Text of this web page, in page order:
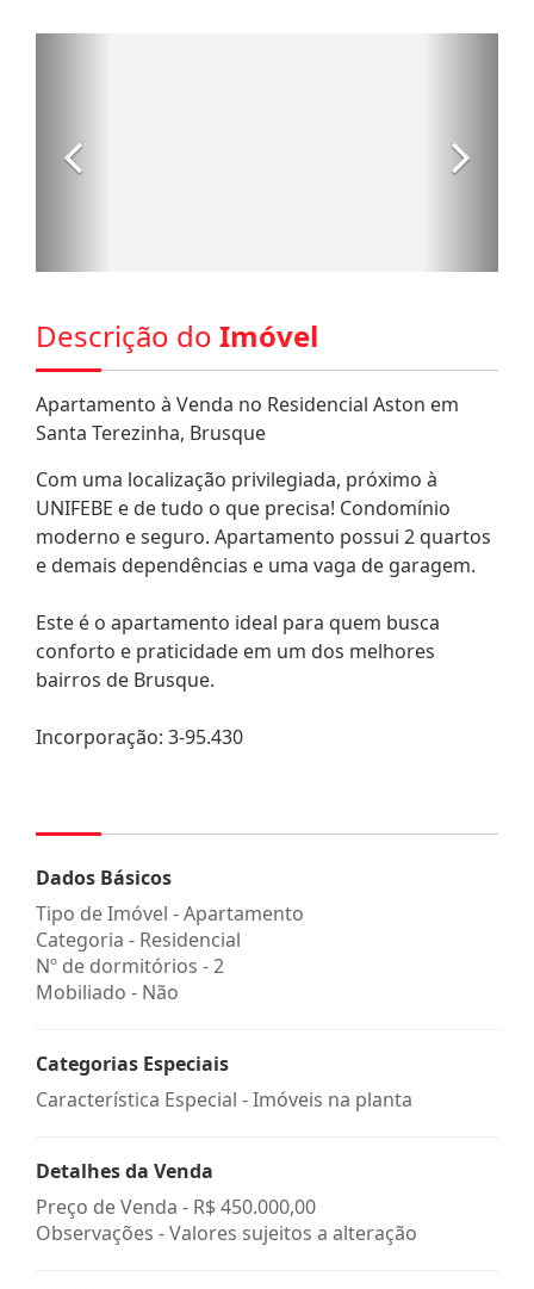
Descrição do Imóvel
Apartamento à Venda no Residencial Aston em
Santa Terezinha, Brusque
Com uma localização privilegiada, próximo à
UNIFEBE e de tudo o que precisa! Condomínio
moderno e seguro. Apartamento possui 2 quartos
e demais dependências e uma vaga de garagem.
Este é o apartamento ideal para quem busca
conforto e praticidade em um dos melhores
bairros de Brusque.
Incorporação: 3-95.430
Dados Básicos
Tipo de Imóvel - Apartamento
Categoria - Residencial
Nº de dormitórios - 2
Mobiliado - Não
Categorias Especiais
Característica Especial - Imóveis na planta
Detalhes da Venda
Preço de Venda - R$ 450.000,00
Observações - Valores sujeitos a alteração